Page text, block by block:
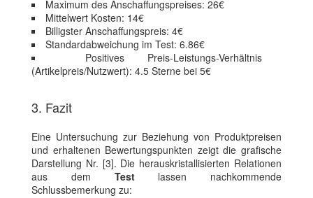
Maximum des Anschaffungspreises: 26€
Mittelwert Kosten: 14€
Billigster Anschaffungspreis: 4€
Standardabweichung im Test: 6.86€
Positives Preis-Leistungs-Verhältnis
(Artikelpreis/Nutzwert): 4.5 Sterne bei 5€
3. Fazit
Eine Untersuchung zur Beziehung von Produktpreisen
und erhaltenen Bewertungspunkten zeigt die grafische
Darstellung Nr. [3]. Die herauskristallisierten Relationen
aus dem Testlassen nachkommende
Schlussbemerkung zu: